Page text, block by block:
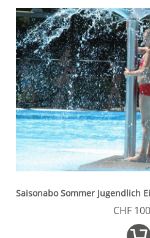
Saisonabo Sommer Jugendlich
CHF